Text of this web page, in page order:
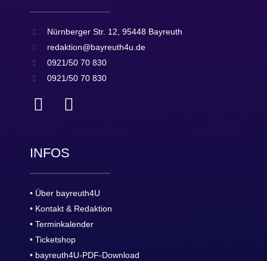
Nürnberger Str. 12, 95448 Bayreuth
redaktion@bayreuth4u.de
0921/50 70 830
0921/50 70 830
INFOS
• Über bayreuth4U
• Kontakt & Redaktion
• Terminkalender
• Ticketshop
• bayreuth4U-PDF-Download